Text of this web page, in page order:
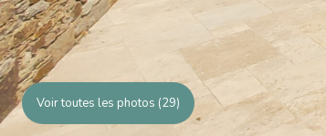
Voir toutes les photos (29)